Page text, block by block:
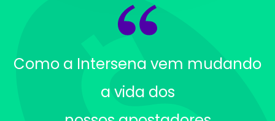
Como a Intersena vem mudando
a vida dos